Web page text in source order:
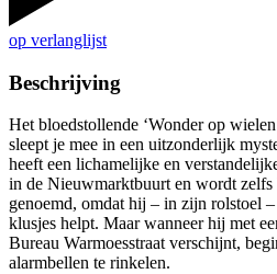
op verlanglijst
Beschrijving
Het bloedstollende ‘Wonder op
sleept je mee in een uitzonderlijk
heeft een lichamelijke en
in de Nieuwmarktbuurt en wordt zelfs
genoemd, omdat hij – in zijn rolstoel
klusjes helpt. Maar wanneer hij met
Bureau Warmoesstraat verschijnt,
alarmbellen te rinkelen.